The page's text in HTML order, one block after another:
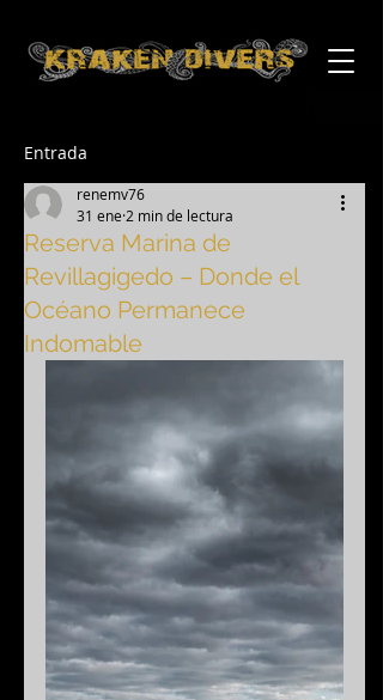
Entrada
Reserva Marina de
Revillagigedo – Donde el
Océano Permanece
Indomable
renemv76
31 ene 2 min de lectura